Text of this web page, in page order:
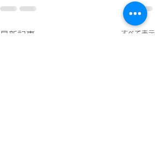
最新記事 すべて表示